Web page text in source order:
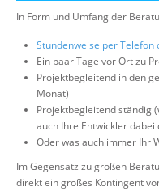
In Form und Umfang der
Stundenweise per Telefon
Ein paar Tage vor Ort zu
Projektbegleitend in den
Monat)
Projektbegleitend ständig
auch Ihre Entwickler dabei
Oder was auch immer Ihr
Im Gegensatz zu großen
direkt ein großes Kontingent